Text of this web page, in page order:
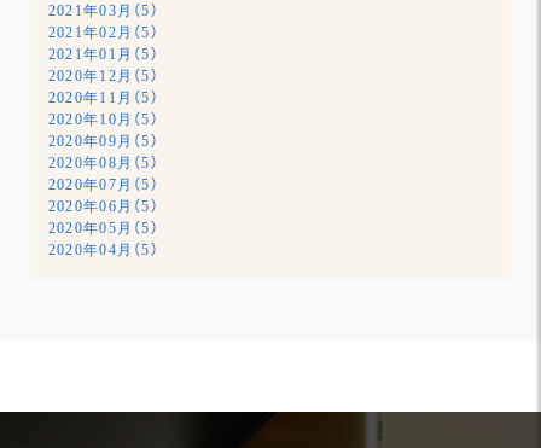
2021年03月（5）
2021年02月（5）
2021年01月（5）
2020年12月（5）
2020年11月（5）
2020年10月（5）
2020年09月（5）
2020年08月（5）
2020年07月（5）
2020年06月（5）
2020年05月（5）
2020年04月（5）